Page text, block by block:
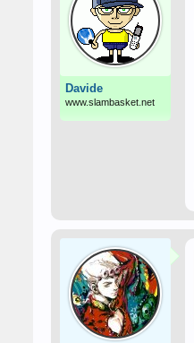
Davide
www.slambasket.net